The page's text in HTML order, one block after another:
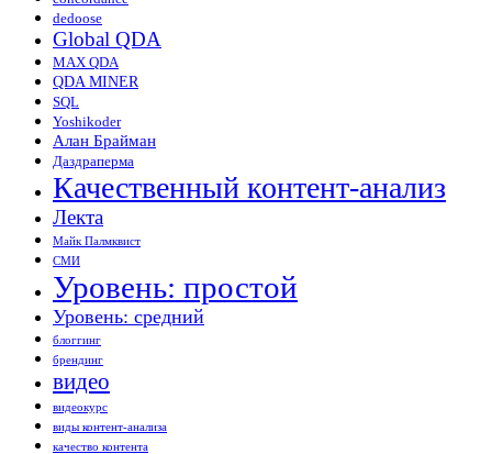
dedoose
Global QDA
MAX QDA
QDA MINER
SQL
Yoshikoder
Алан Брайман
Даздраперма
Качественный контент-анализ
Лекта
Майк Палмквист
СМИ
Уровень: простой
Уровень: средний
блоггинг
брендинг
видео
видеокурс
виды контент-анализа
качество контента